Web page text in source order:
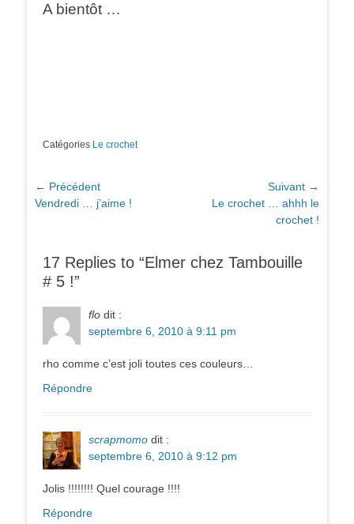
A bientôt …
Catégories Le crochet
Navigation
de
← Précédent
Article
Vendredi … j’aime !
Suivant →
Le crochet … ahhh le
crochet !
17 Replies to “Elmer chez Tambouille
# 5 !”
flo dit :
septembre 6, 2010 à 9:11 pm
rho comme c’est joli toutes ces couleurs…
Répondre
scrapmomo dit :
septembre 6, 2010 à 9:12 pm
Jolis !!!!!!!! Quel courage !!!!
Répondre